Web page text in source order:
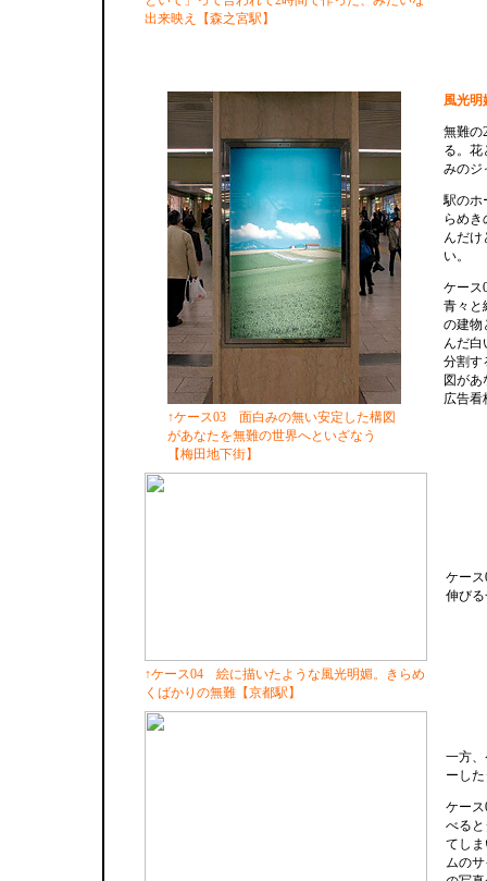
出来映え【森之宮駅】
↑ケース03 面白みの無い安定した構図
があなたを無難の世界へといざなう
【梅田地下街】
風光明
無難の
る。花
みのジ
駅のホ
らめ
んだけ
い。
ケース
青々と
の建物
んだ白
分割す
図が
広告看
↑ケース04 絵に描いたような風光明媚。きらめ
くばかりの無難【京都駅】
ケー
伸び
一方
ーし
ケー
べる
てし
ムの